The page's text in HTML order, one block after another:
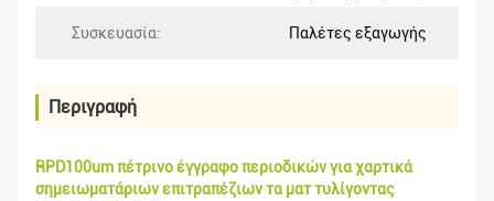
Συσκευασία: Παλέτες εξαγωγής
Περιγραφή
RPD100um πέτρινο έγγραφο περιοδικών για χαρτικά
σημειωματάριων επιτραπέζιων τα ματ τυλίγοντας